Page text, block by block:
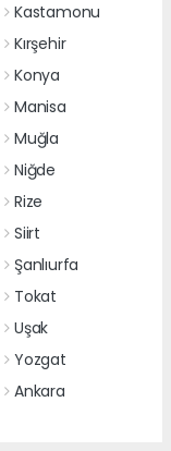
Kastamonu
Kırşehir
Konya
Manisa
Muğla
Niğde
Rize
Siirt
Şanlıurfa
Tokat
Uşak
Yozgat
Ankara